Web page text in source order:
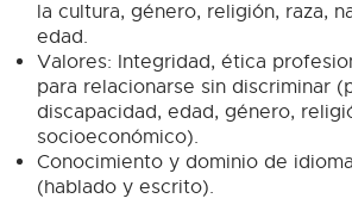
la cultura, género, religión, raza,
edad.
Valores: Integridad, ética
para relacionarse sin discriminar
discapacidad, edad, género,
socioeconómico).
Conocimiento y dominio de
(hablado y escrito).